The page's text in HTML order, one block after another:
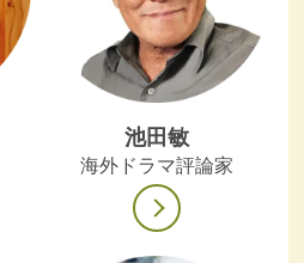
池田敏
海外ドラマ評論家